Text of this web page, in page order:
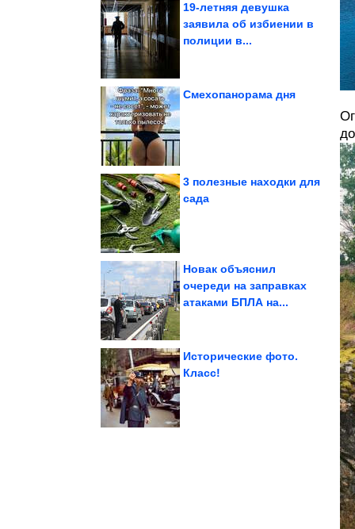
19-летняя девушка
заявила об избиении в
полиции в...
Как их исправить за 1
отвертку....
Смехопанорама дня
3 полезные находки для
сада
Новак объяснил
очереди на заправках
атаками БПЛА на...
Как выглядят актёры
Барбара» спустя 42 года
Исторические фото.
Класс!